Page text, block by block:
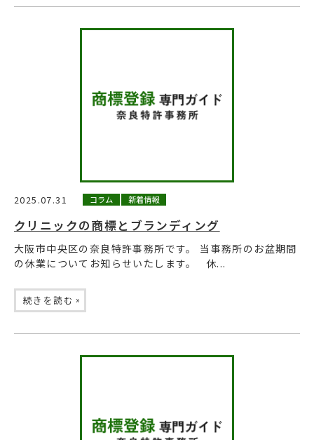
2025.07.31 コラム 新着情報
クリニックの商標とブランディング
大阪市中央区の奈良特許事務所です。 当事務所のお盆期間
の休業についてお知らせいたします。 休...
続きを読む »